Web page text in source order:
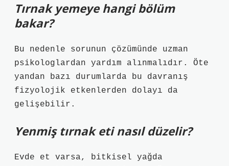
Tırnak yemeye hangi bölüm
bakar?
Bu nedenle sorunun çözümünde uzman
psikologlardan yardım alınmalıdır. Öte
yandan bazı durumlarda bu davranış
fizyolojik etkenlerden dolayı da
gelişebilir.
Yenmiş tırnak eti nasıl düzelir?
Evde et varsa, bitkisel yağda